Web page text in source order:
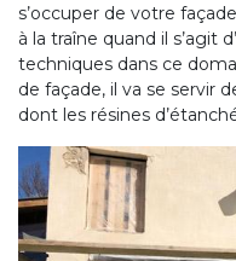
s’occuper de votre
à la traîne quand il s’agit
techniques dans ce
de façade, il va se servir
dont les résines